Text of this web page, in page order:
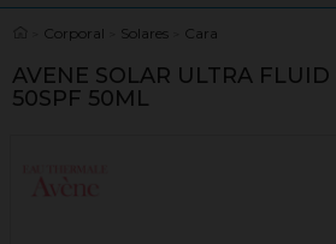
Corporal Solares Cara
AVENE SOLAR ULTRA
50SPF 50ML